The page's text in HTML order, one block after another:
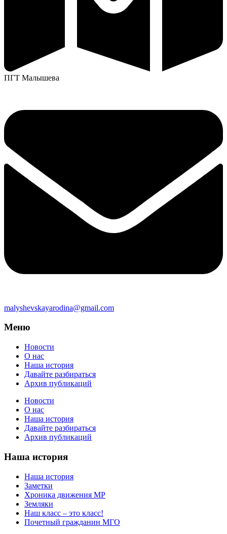
ПГТ Малышева
malyshevskayarodina@gmail.com
Меню
Новости
О нас
Наша история
Давайте разбираться
Архив публикаций
Новости
О нас
Наша история
Давайте разбираться
Архив публикаций
Наша история
Наша история
Заметки
Хроника движения МР
Земляки
Наш класс – это класс!
Почетный гражданин МГО